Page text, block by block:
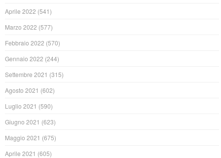
Aprile 2022 (541)
Marzo 2022 (577)
Febbraio 2022 (570)
Gennaio 2022 (244)
Settembre 2021 (315)
Agosto 2021 (602)
Luglio 2021 (590)
Giugno 2021 (623)
Maggio 2021 (675)
Aprile 2021 (605)